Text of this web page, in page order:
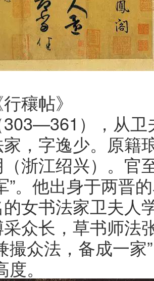
穰帖》
），从卫
，字逸少。原籍
浙江绍兴）。官
”。他出身于两晋
女书法家卫夫人
众长，草书师法
撮众法，备成一
。